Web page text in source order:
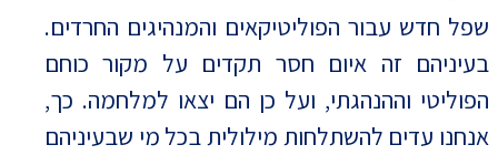
שפל חדש עבור הפוליטיקאים והמנהיגים החרדים.
בעיניהם זה איום חסר תקדים על מקור כוחם
הפוליטי וההנהגתי, ועל כן הם יצאו למלחמה. כך,
אנחנו עדים להשתלחות מילולית בכל מי שבעיניהם